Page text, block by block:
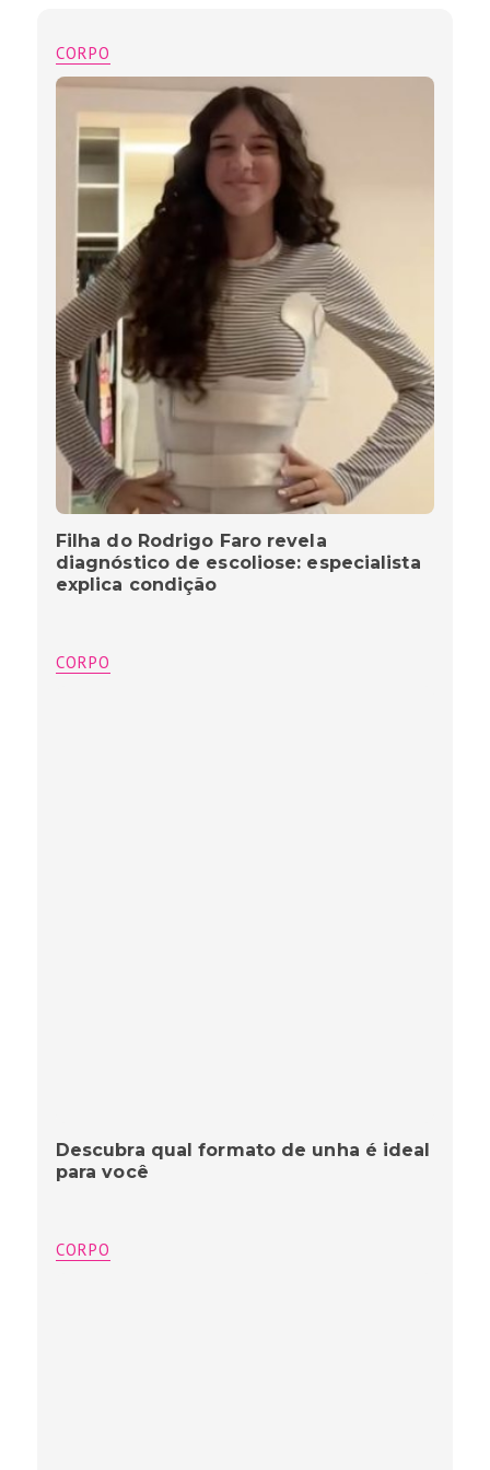
CORPO
Filha do Rodrigo Faro revela
diagnóstico de escoliose: especialista
explica condição
CORPO
Descubra qual formato de unha é ideal
para você
CORPO